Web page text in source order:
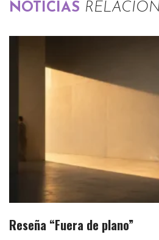
NOTICIAS
Reseña “Fuera de plano”